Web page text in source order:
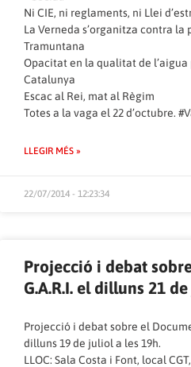
Ni CIE, ni reglaments, ni Llei
La Verneda s’organitza contra
Tramuntana
Opacitat en la qualitat de l’aigua
Catalunya
Escac al Rei, mat al Règim
Totes a la vaga el 22 d’octubre.
LLEGIR MÉS »
22/07/2014 - 12:23:34
Projecció i debat
G.A.R.I. el dilluns 21
Projecció i debat sobre el
dilluns 19 de juliol a les 19h.
LLOC: Sala Costa i Font, local